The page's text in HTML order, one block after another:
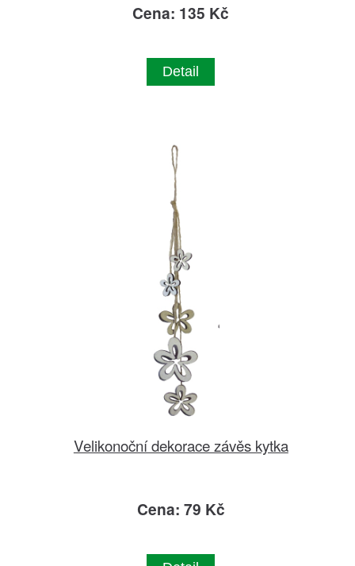
Cena: 135 Kč
Detail
Velikonoční dekorace závěs kytka
Cena: 79 Kč